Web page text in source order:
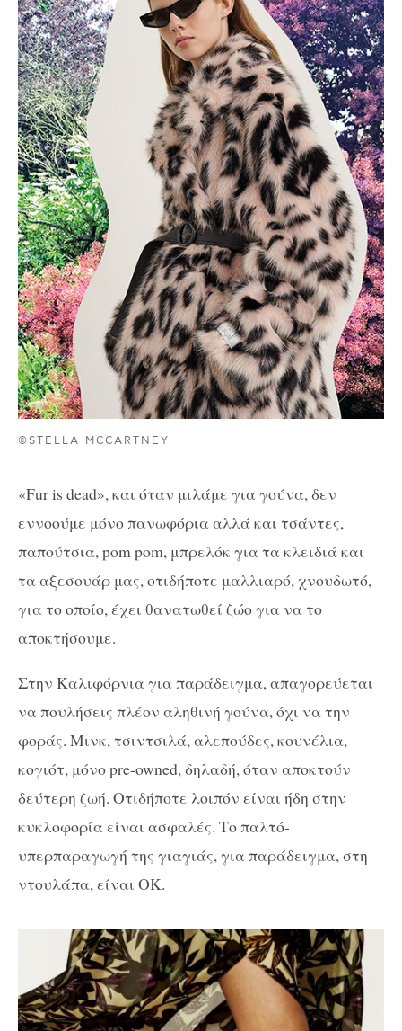
©STELLA MCCARTNEY
«Fur is dead», και όταν μιλάμε για γούνα, δεν
εννοούμε μόνο πανωφόρια αλλά και τσάντες,
παπούτσια, pom pom, μπρελόκ για τα κλειδιά και
τα αξεσουάρ μας, οτιδήποτε μαλλιαρό, χνουδωτό,
για το οποίο, έχει θανατωθεί ζώο για να το
αποκτήσουμε.
Στην Καλιφόρνια για παράδειγμα, απαγορεύεται
να πουλήσεις πλέον αληθινή γούνα, όχι να την
φοράς. Μινκ, τσιντσιλά, αλεπούδες, κουνέλια,
κογιότ, μόνο pre-owned, δηλαδή, όταν αποκτούν
δεύτερη ζωή. Οτιδήποτε λοιπόν είναι ήδη στην
κυκλοφορία είναι ασφαλές. Το παλτό-
υπερπαραγωγή της γιαγιάς, για παράδειγμα, στη
ντουλάπα, είναι ΟΚ.